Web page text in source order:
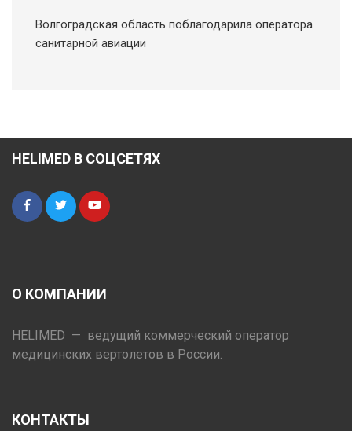
Волгоградская область поблагодарила оператора
санитарной авиации
HELIMED В СОЦСЕТЯХ
О КОМПАНИИ
HELIMED — ведущий коммерческий оператор
медицинских вертолетов в России.
КОНТАКТЫ